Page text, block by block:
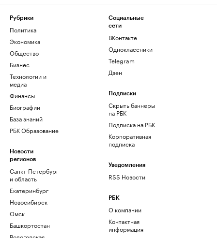
Рубрики
Политика
Экономика
Общество
Бизнес
Технологии и
медиа
Финансы
Биографии
База знаний
РБК Образование
Новости
регионов
Санкт-Петербург
и область
Екатеринбург
Новосибирск
Омск
Башкортостан
Социальные
сети
ВКонтакте
Одноклассники
Telegram
Дзен
Подписки
Скрыть баннеры
на РБК
Подписка на РБК
Корпоративная
подписка
Уведомления
RSS Новости
РБК
О компании
Контактная
информация